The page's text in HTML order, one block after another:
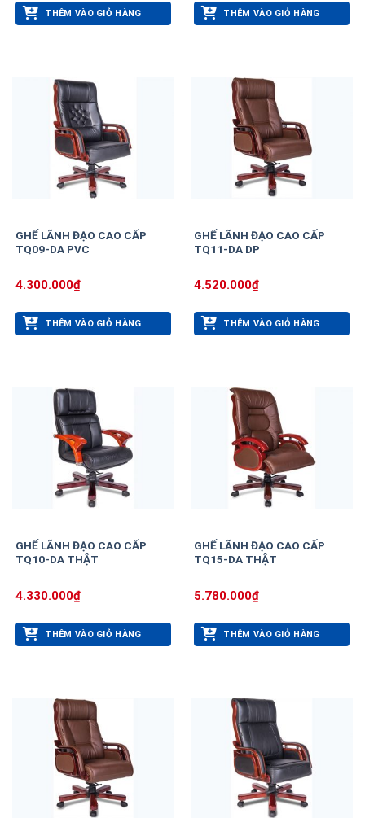
THÊM VÀO GIỎ HÀNG THÊM VÀO GIỎ HÀNG
GHẾ LÃNH ĐẠO CAO CẤP
TQ09-DA PVC
4.300.000₫
THÊM VÀO GIỎ HÀNG
GHẾ LÃNH ĐẠO CAO CẤP
TQ11-DA DP
4.520.000₫
THÊM VÀO GIỎ HÀNG
GHẾ LÃNH ĐẠO CAO CẤP
TQ10-DA THẬT
4.330.000₫
THÊM VÀO GIỎ HÀNG
GHẾ LÃNH ĐẠO CAO CẤP
TQ15-DA THẬT
5.780.000₫
THÊM VÀO GIỎ HÀNG